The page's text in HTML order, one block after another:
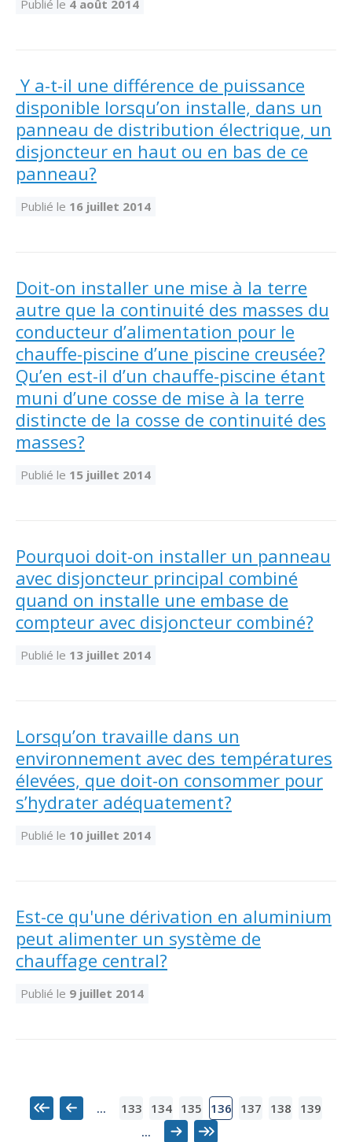
Publié le 4 août 2014
Y a-t-il une différence de puissance
disponible lorsqu’on installe, dans un
panneau de distribution électrique, un
disjoncteur en haut ou en bas de ce
panneau?
Publié le 16 juillet 2014
Doit-on installer une mise à la terre
autre que la continuité des masses du
conducteur d’alimentation pour le
chauffe-piscine d’une piscine creusée?
Qu’en est-il d’un chauffe-piscine étant
muni d’une cosse de mise à la terre
distincte de la cosse de continuité des
masses?
Publié le 15 juillet 2014
Pourquoi doit-on installer un panneau
avec disjoncteur principal combiné
quand on installe une embase de
compteur avec disjoncteur combiné?
Publié le 13 juillet 2014
Lorsqu’on travaille dans un
environnement avec des températures
élevées, que doit-on consommer pour
s’hydrater adéquatement?
Publié le 10 juillet 2014
Est-ce qu'une dérivation en aluminium
peut alimenter un système de
chauffage central?
Publié le 9 juillet 2014
PremierPrécédent
... 133 134 135 136 137 138
139
...
SuivantDernier